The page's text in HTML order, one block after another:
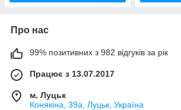
Про нас
99% позитивних з 982 відгуків за рік
Працює з 13.07.2017
м. Луцьк
Конякіна, 39а, Луцьк, Україна